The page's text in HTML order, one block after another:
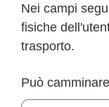
Nei campi
fisiche
trasporto.
Può